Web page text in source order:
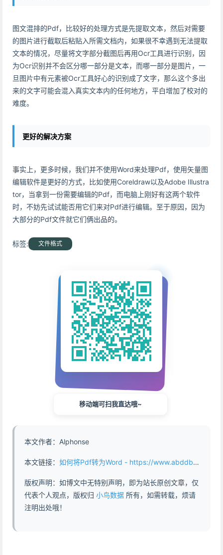
图文混排的Pdf，比较好的处理方式是先提取文本，然后对需要
的图片进行截取后粘贴入所需文档内，如果很不幸遇到无法提取
文本的情况，尽量将文字部分截图后再用Ocr工具进行识别，因
为Ocr识别并不会区分哪一部分是文本，而哪一部分是图片，一
旦图片中有元素被Ocr工具好心的识别成了文字，那么这个多出
来的文字可能会混入真实文本内的任何地方，平白增加了校对的
难度。
更好的解决方案
事实上，更多时候，我们并不使用Word来处理Pdf，使用矢量图
编辑软件是更好的方式，比如使用Coreldraw以及Adobe Illustra
tor，当拿到一份需要编辑的Pdf，而电脑上刚好有这两个软件
时，不妨先试试能否用它们来对Pdf进行编辑。至于原因，因为
大部分的Pdf文件就它们俩出品的。
标签: 文件格式
移动端可扫我直达哦~
本文作者：Alphonse
本文链接： 如何将Pdf转为Word - https://www.abddb.com/pdf_convert_word.html
版权声明：如博文中无特别声明，即为站长原创文章，仅
代表个人观点，版权归 小鸟数据 所有，如需转载，烦请
注明出处哦！